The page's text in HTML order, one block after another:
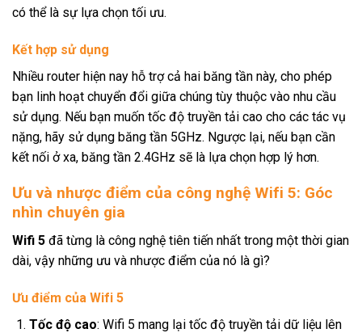
có thể là sự lựa chọn tối ưu.
Kết hợp sử dụng
Nhiều router hiện nay hỗ trợ cả hai băng tần này, cho phép
bạn linh hoạt chuyển đổi giữa chúng tùy thuộc vào nhu cầu
sử dụng. Nếu bạn muốn tốc độ truyền tải cao cho các tác vụ
nặng, hãy sử dụng băng tần 5GHz. Ngược lại, nếu bạn cần
kết nối ở xa, băng tần 2.4GHz sẽ là lựa chọn hợp lý hơn.
Ưu và nhược điểm của công nghệ Wifi 5: Góc
nhìn chuyên gia
Wifi 5 đã từng là công nghệ tiên tiến nhất trong một thời gian
dài, vậy những ưu và nhược điểm của nó là gì?
Ưu điểm của Wifi 5
Tốc độ cao: Wifi 5 mang lại tốc độ truyền tải dữ liệu lên